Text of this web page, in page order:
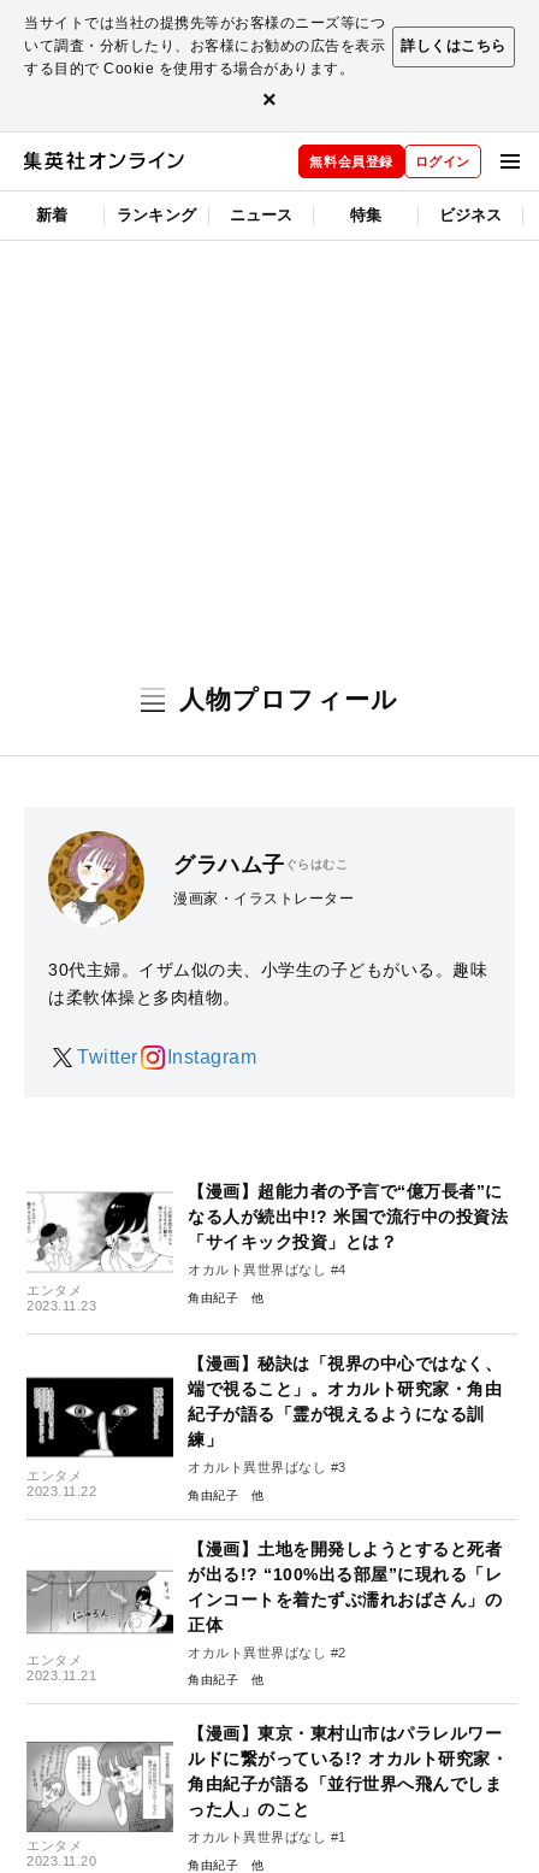
当サイトでは当社の提携先等がお客様のニーズ等につ
いて調査・分析したり、お客様にお勧めの広告を表示
する目的で Cookie を使用する場合があります。
詳しくはこちら
×
無料会員登録 ログイン
新着 ランキング ニュース 特集 ビジネス
人物プロフィール
グラハム子 ぐらはむこ
漫画家・イラストレーター
30代主婦。イザム似の夫、小学生の子どもがいる。趣味
は柔軟体操と多肉植物。
Twitter Instagram
エンタメ
2023.11.23
【漫画】超能力者の予言で“億万長者”に
なる人が続出中!? 米国で流行中の投資法
「サイキック投資」とは？
オカルト異世界ばなし #4
角由紀子
エンタメ
2023.11.22
【漫画】秘訣は「視界の中心ではなく、
端で視ること」。オカルト研究家・角由
紀子が語る「霊が視えるようになる訓
練」
オカルト異世界ばなし #3
角由紀子
エンタメ
2023.11.21
【漫画】土地を開発しようとすると死者
が出る!? “100%出る部屋”に現れる「レ
インコートを着たずぶ濡れおばさん」の
正体
オカルト異世界ばなし #2
角由紀子
エンタメ
2023.11.20
【漫画】東京・東村山市はパラレルワー
ルドに繋がっている!? オカルト研究家・
角由紀子が語る「並行世界へ飛んでしま
った人」のこと
オカルト異世界ばなし #1
角由紀子